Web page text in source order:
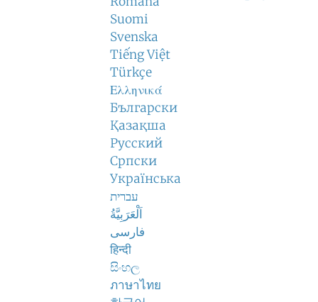
Suomi
Svenska
Tiếng Việt
Türkçe
Ελληνικά
Български
Қазақша
Русский
Српски
Українська
עברית
اَلْعَرَبِيَّةُ
فارسی
हिन्दी
සිංහල
ภาษาไทย